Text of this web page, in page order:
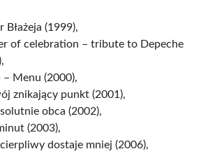
Błażeja (1999),
of celebration – tribute to Depeche
– Menu (2000),
znikający punkt (2001),
obca (2002),
(2003),
dostaje mniej (2006),